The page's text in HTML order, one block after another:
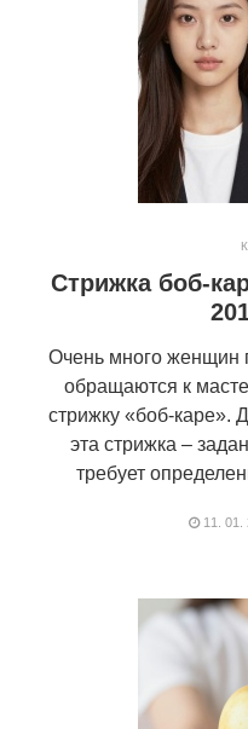
Стрижка боб-
Очень много женщин
обращаются к
стрижку «боб-каре».
эта стрижка –
требует
11. 01.